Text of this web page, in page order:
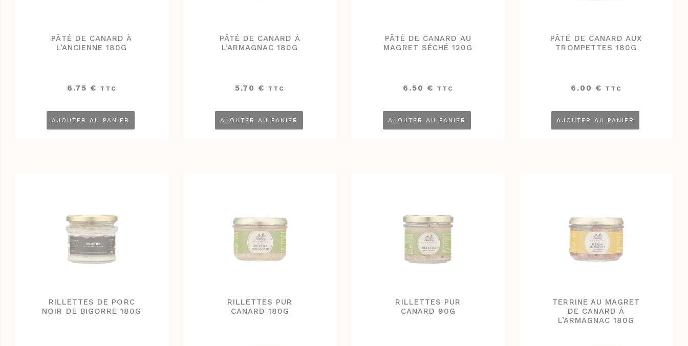
PÂTÉ DE CANARD À
L’ANCIENNE 180G
6.75 € TTC
AJOUTER AU PANIER
PÂTÉ DE CANARD À
L’ARMAGNAC 180G
5.70 € TTC
AJOUTER AU PANIER
PÂTÉ DE CANARD AU
MAGRET SÉCHÉ 120G
6.50 € TTC
AJOUTER AU PANIER
PÂTÉ DE CANARD AUX
TROMPETTES 180G
6.00 € TTC
AJOUTER AU PANIER
RILLETTES DE PORC
NOIR DE BIGORRE 180G
RILLETTES PUR
CANARD 180G
RILLETTES PUR
CANARD 90G
TERRINE AU MAGRET
DE CANARD À
L’ARMAGNAC 180G